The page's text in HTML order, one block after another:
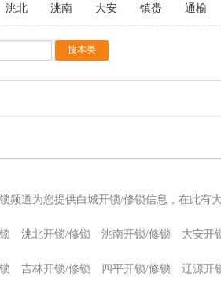
洮北 洮南 大安 镇赉 通榆
频道为您提供白城开锁/修锁信息，在此有
洮北开锁/修锁 洮南开锁/修锁 大安开
吉林开锁/修锁 四平开锁/修锁 辽源开